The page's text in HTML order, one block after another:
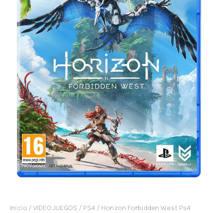
Inicio / VIDEO JUEGOS / PS4 / Horizon Forbidden West Ps4